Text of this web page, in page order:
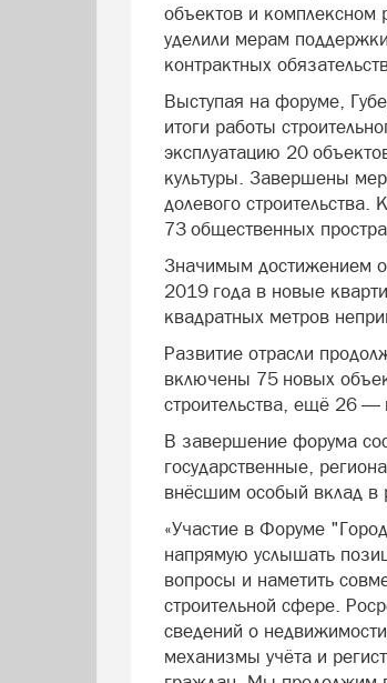
объектов и комплексном
уделили мерам
контрактных
Выступая на форуме,
итоги работы
эксплуатацию 20
культуры. Завершены
долевого строительства.
73 общественных
Значимым достижением
2019 года в новые
квадратных метров
Развитие отрасли
включены 75 новых
строительства, ещё 26 —
В завершение форума
государственные,
внёсшим особый вклад в
«Участие в Форуме
напрямую услышать
вопросы и наметить
строительной сфере.
сведений о
механизмы учёта и